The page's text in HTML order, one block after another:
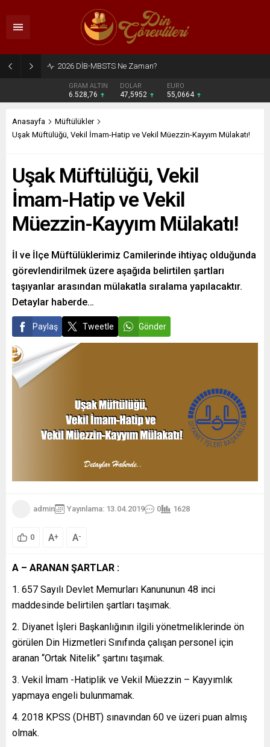
2026 DİB-MBSTS Ne Zaman?
GRAM ALTIN
6.528,76
DOLAR
47,5952
EURO
55,0664
Anasayfa
Müftülükler
Uşak Müftülüğü, Vekil İmam-Hatip ve Vekil Müezzin-Kayyım Mülakatı!
Uşak Müftülüğü, Vekil
İmam-Hatip ve Vekil
Müezzin-Kayyım Mülakatı!
İl ve İlçe Müftülüklerimiz Camilerinde ihtiyaç olduğunda
görevlendirilmek üzere aşağıda belirtilen şartları
taşıyanlar arasından mülakatla sıralama yapılacaktır.
Detaylar haberde…
Paylaş Tweetle Gönder
admin Yayınlama: 13.04.2019 0 1628
0 A+ A-
A – ARANAN ŞARTLAR :
657 Sayılı Devlet Memurları Kanununun 48 inci
maddesinde belirtilen şartları taşımak.
Diyanet İşleri Başkanlığının ilgili yönetmeliklerinde ön
görülen Din Hizmetleri Sınıfında çalışan personel için
aranan “Ortak Nitelik” şartını taşımak.
Vekil İmam -Hatiplik ve Vekil Müezzin – Kayyımlık
yapmaya engeli bulunmamak.
2018 KPSS (DHBT) sınavından 60 ve üzeri puan almış
olmak.